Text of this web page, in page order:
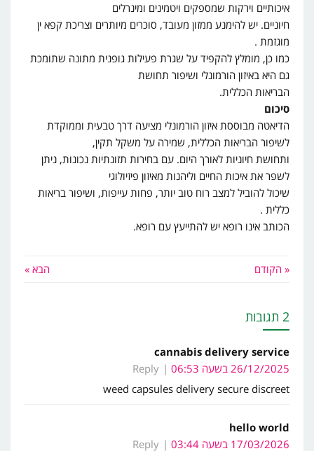
איכותיים וירקות שמספקים ויטמינים ומינרלים
חיוניים. יש להימנע ממזון מעובד, סוכרים מיותרים וצריכת קפא ין
מוגזמת .
כמו כן, מומלץ להקפיד על שגרת פעילות גופנית מתונה שתומכת
גם היא באיזון הורמונלי ושיפור תחושת
הבריאות הכללית.
סיכום
הדיאטה מבוססת איזון הורמונלי מציעה דרך טבעית וממוקדת
לשיפור הבריאות הכללית, שמירה על משקל תקין,
ותחושת חיוניות לאורך היום. עם בחירות תזונתיות נכונות, ניתן
לשפר את איכות החיים וליהנות מאיזון פיזיולוגי
שיכול להוביל למצב רוח טוב יותר, פחות עייפות, ושיפור בריאות
כללית .
הכותב אינו רופא יש להתייעץ עם רופא.
« הקודם הבא »
2 תגובות
cannabis delivery service
26/12/2025 בשעה 06:53
Reply
weed capsules delivery secure discreet
hello world
17/03/2026 בשעה 03:44
Reply